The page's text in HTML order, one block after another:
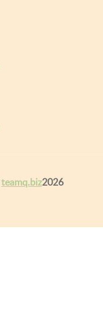
teamq.biz2026